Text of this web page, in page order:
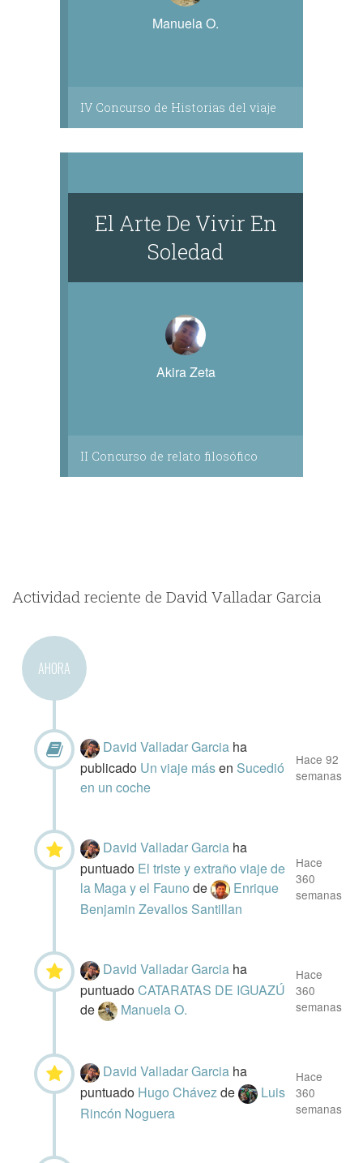
Manuela O.
IV Concurso de Historias del viaje
El Arte De Vivir En
Soledad
Akira Zeta
II Concurso de relato filosófico
Actividad reciente de David Valladar Garcia
AHORA
David Valladar Garcia ha
publicado Un viaje másen Sucedió
en un coche
Hace 92
semanas
David Valladar Garcia ha
puntuado El triste y extraño viaje de
la Maga y el Faunode
Enrique
Benjamin Zevallos Santillan
Hace
360
semanas
David Valladar Garcia ha
puntuadoCATARATAS DE IGUAZÚ
de
Manuela O.
Hace
360
semanas
David Valladar Garcia ha
puntuado Hugo Chávezde
Luis
Rincón Noguera
Hace
360
semanas